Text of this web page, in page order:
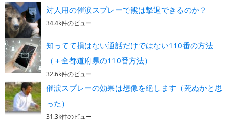
対人用の催涙スプレーで熊は撃退できるのか？
34.4k件のビュー
知ってて損はない通話だけではない110番の方法
（＋全都道府県の110番方法）
32.6k件のビュー
催涙スプレーの効果は想像を絶します（死ぬかと思
った）
31.3k件のビュー